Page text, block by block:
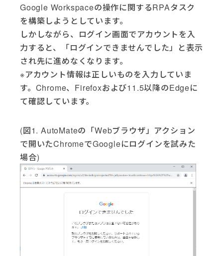
Google Workspaceの操作に関するRPAタスク
を構築しようとしています。
しかしながら、ログイン画面でアカウントを入
力すると、「ログインできませんでした」と表示
され先に進めなくなります。
※アカウント情報は正しいものを入力していま
す。Chrome、Firefoxおよび11.5以降のEdgeに
て確認しています。
(図1. AutoMateの「Webブラウザ」アクション
で開いたChromeでGoogleにログインを試みた
場合)